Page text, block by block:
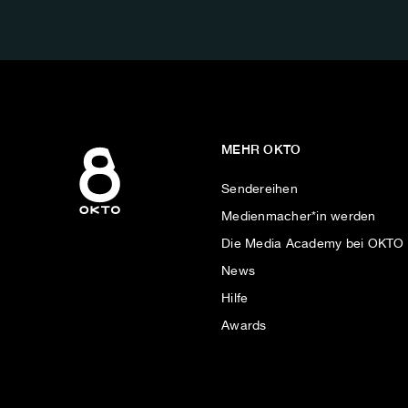
MEHR OKTO
Sendereihen
Medienmacher*in werden
Die Media Academy bei OKTO
News
Hilfe
Awards